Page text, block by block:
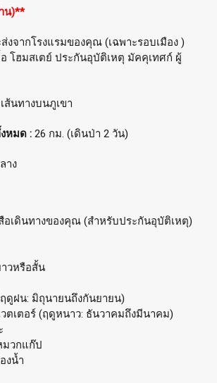
น)**
งจากโรงแรมของคุณ (เฉพาะรอบเมือง )
โฮมสเตย์ ประกันอุบัติเหตุ มัคคุเทศก์ ผู้
เส้นทางบนภูเขา
หมด : 26 กม. (เดินป่า 2 วัน)
าง
อเดินทางของคุณ (สำหรับประกันอุบัติเหตุ)
าวหรือสั้น
ดูฝน: มิถุนายนถึงกันยายน)
วตเตอร์ (ฤดูหนาว: ธันวาคมถึงมีนาคม)
วกแก๊ป
งน้ำ